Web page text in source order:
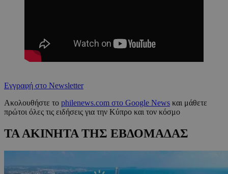
Εγγραφή στο Newsletter
Ακολουθήστε το philenews.com στο Google News και μάθετε
πρώτοι όλες τις ειδήσεις για την Κύπρο και τον κόσμο
ΤΑ ΑΚΙΝΗΤΑ ΤΗΣ ΕΒΔΟΜΑΔΑΣ